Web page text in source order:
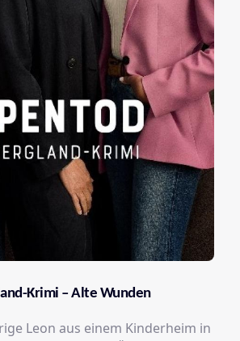
Krimi – Alte Wunden
Leon aus einem Kinderheim in